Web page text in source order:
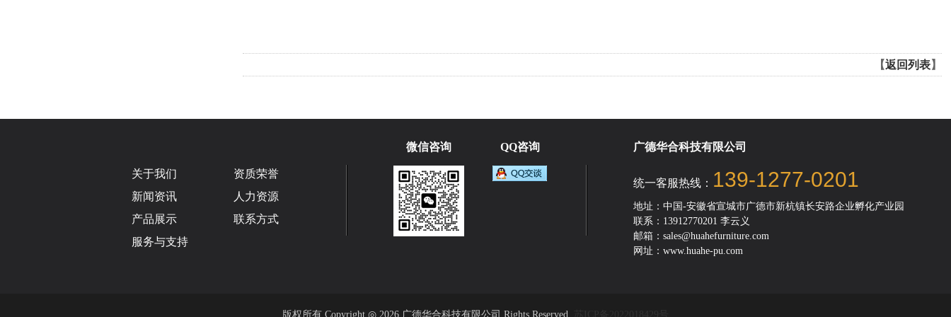
【返回列表】
关于我们
资质荣誉
新闻资讯
人力资源
产品展示
联系方式
服务与支持
微信咨询 QQ咨询 广德华合科技有限公司
统一客服热线： 139-1277-0201
地址：中国-安徽省宣城市广德市新杭镇长安路企业孵化产业园
联系：13912770201 李云义
邮箱：sales@huahefurniture.com
网址：www.huahe-pu.com
版权所有 Copyright ◎ 2026 广德华合科技有限公司 Rights Reserved.